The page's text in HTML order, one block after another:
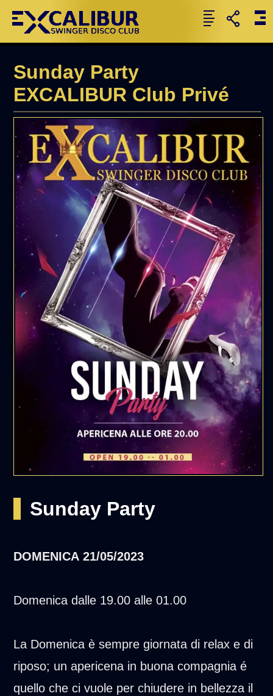
Sunday Party
EXCALIBUR Club Privé
Sunday Party
DOMENICA 21/05/2023
Domenica dalle 19.00 alle 01.00
La Domenica è sempre giornata di relax e di
riposo; un apericena in buona compagnia é
quello che ci vuole per chiudere in bellezza il